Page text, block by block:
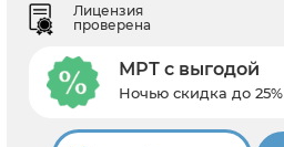
Лицензия
проверена
МРТ с выгодой
Ночью скидка до 25%